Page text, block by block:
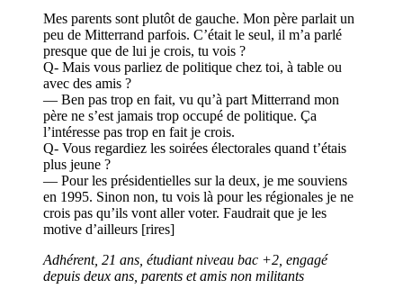
Mes parents sont plutôt de gauche. Mon père parlait un
peu de Mitterrand parfois. C’était le seul, il m’a parlé
presque que de lui je crois, tu vois ?
Q- Mais vous parliez de politique chez toi, à table ou
avec des amis ?
— Ben pas trop en fait, vu qu’à part Mitterrand mon
père ne s’est jamais trop occupé de politique. Ça
l’intéresse pas trop en fait je crois.
Q- Vous regardiez les soirées électorales quand t’étais
plus jeune ?
— Pour les présidentielles sur la deux, je me souviens
en 1995. Sinon non, tu vois là pour les régionales je ne
crois pas qu’ils vont aller voter. Faudrait que je les
motive d’ailleurs [rires]
Adhérent, 21 ans, étudiant niveau bac +2, engagé
depuis deux ans, parents et amis non militants